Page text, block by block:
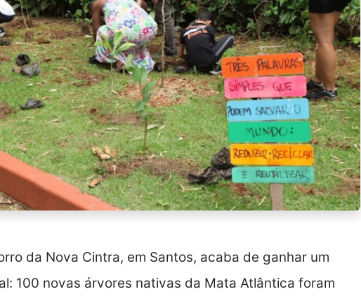
da Nova Cintra, em Santos, acaba de ganhar um
100 novas árvores nativas da Mata Atlântica foram